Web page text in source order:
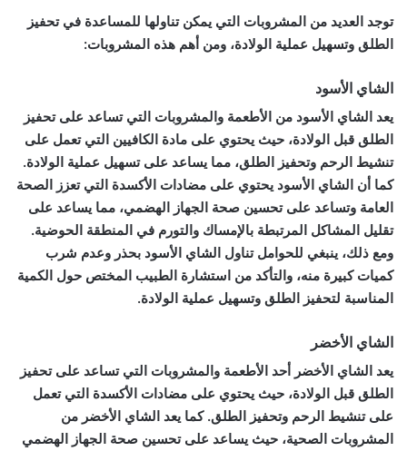
توجد العديد من المشروبات التي يمكن تناولها للمساعدة في تحفيز
الطلق وتسهيل عملية الولادة، ومن أهم هذه المشروبات:
الشاي الأسود
يعد الشاي الأسود من الأطعمة والمشروبات التي تساعد على تحفيز
الطلق قبل الولادة، حيث يحتوي على مادة الكافيين التي تعمل على
تنشيط الرحم وتحفيز الطلق، مما يساعد على تسهيل عملية الولادة.
كما أن الشاي الأسود يحتوي على مضادات الأكسدة التي تعزز الصحة
العامة وتساعد على تحسين صحة الجهاز الهضمي، مما يساعد على
تقليل المشاكل المرتبطة بالإمساك والتورم في المنطقة الحوضية.
ومع ذلك، ينبغي للحوامل تناول الشاي الأسود بحذر وعدم شرب
كميات كبيرة منه، والتأكد من استشارة الطبيب المختص حول الكمية
المناسبة لتحفيز الطلق وتسهيل عملية الولادة.
الشاي الأخضر
يعد الشاي الأخضر أحد الأطعمة والمشروبات التي تساعد على تحفيز
الطلق قبل الولادة، حيث يحتوي على مضادات الأكسدة التي تعمل
على تنشيط الرحم وتحفيز الطلق. كما يعد الشاي الأخضر من
المشروبات الصحية، حيث يساعد على تحسين صحة الجهاز الهضمي